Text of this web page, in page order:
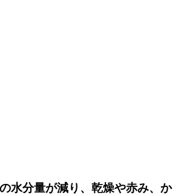
水分量が減り、乾燥や赤み、か